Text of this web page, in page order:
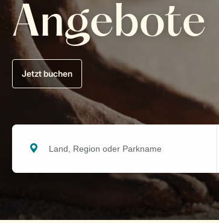
Angebote
Jetzt buchen